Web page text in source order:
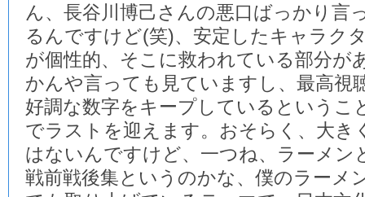
ん、長谷川博己さんの悪口ばっかり言
るんですけど(笑)、安定したキャラク
が個性的、そこに救われている部分が
かんや言っても見ていますし、最高視
好調な数字をキープしているというこ
でラストを迎えます。おそらく、大き
はないんですけど、一つね、ラーメン
戦前戦後集というのかな、僕のラーメ